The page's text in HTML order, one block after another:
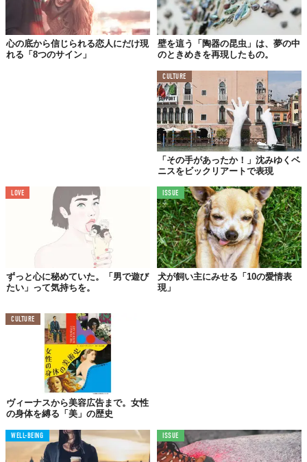
心の底から信じられる恋人にだけ現
れる「8つのサイン」
壁を這う「陶器の昆虫」は、夢の中
のときめきを再現したもの。
CULTURE
「その手があったか！」沈みゆくベ
ニスをビックリアートで表現
LOVE
ずっと心に秘めていた。「男で遊び
たい」って気持ちを。
ISSUE
犬が飼い主にみせる「10の愛情表
現」
CULTURE
ヴィーナスから美容広告まで。女性
の身体を縛る「美」の歴史
WELL-BEING ISSUE